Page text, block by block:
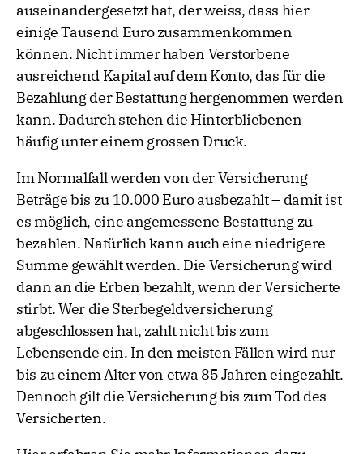
auseinandergesetzt hat, der weiss, dass hier
einige Tausend Euro zusammenkommen
können. Nicht immer haben Verstorbene
ausreichend Kapital auf dem Konto, das für die
Bezahlung der Bestattung hergenommen werden
kann. Dadurch stehen die Hinterbliebenen
häufig unter einem grossen Druck.
Im Normalfall werden von der Versicherung
Beträge bis zu 10.000 Euro ausbezahlt – damit ist
es möglich, eine angemessene Bestattung zu
bezahlen. Natürlich kann auch eine niedrigere
Summe gewählt werden. Die Versicherung wird
dann an die Erben bezahlt, wenn der Versicherte
stirbt. Wer die Sterbegeldversicherung
abgeschlossen hat, zahlt nicht bis zum
Lebensende ein. In den meisten Fällen wird nur
bis zu einem Alter von etwa 85 Jahren eingezahlt.
Dennoch gilt die Versicherung bis zum Tod des
Versicherten.